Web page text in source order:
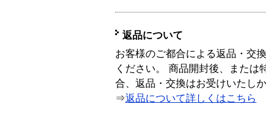
返品について
お客様のご都合による返品・交
ください。 商品開封後、または
合、返品・交換はお受けいたし
⇒返品について詳しくはこちら